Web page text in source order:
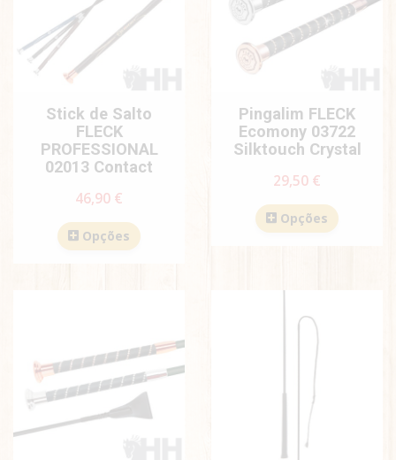
Stick de Salto
FLECK
PROFESSIONAL
02013 Contact
46,90 €
Opções
Pingalim FLECK
Ecomony 03722
Silktouch Crystal
29,50 €
Opções